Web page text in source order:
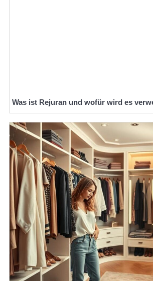
Was ist Rejuran und wofür wird es